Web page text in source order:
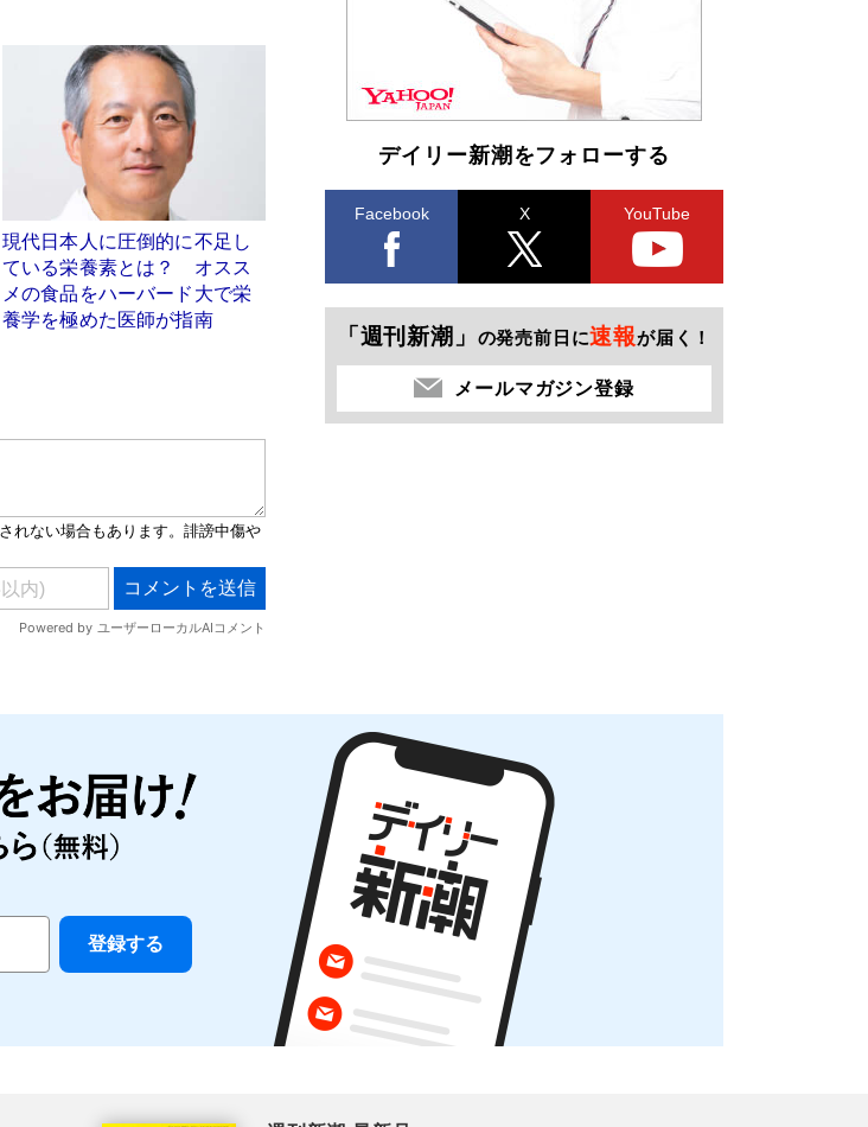
現代日本人に圧倒的に不足し
ている栄養素とは？ オスス
メの食品をハーバード大で栄
養学を極めた医師が指南
デイリー新潮をフォローする
Facebook X YouTube
「週刊新潮」 の発売前日に速報が届く！
メールマガジン登録